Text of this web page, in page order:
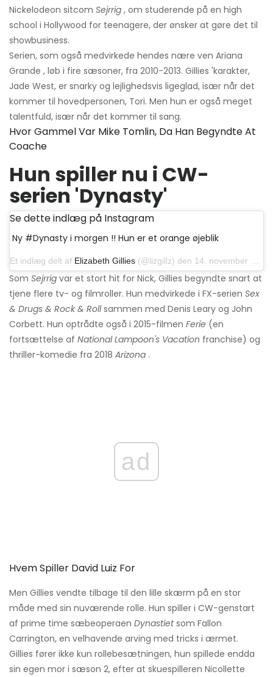
Nickelodeon sitcom Sejrrig , om studerende på en high
school i Hollywood for teenagere, der ønsker at gøre det til
showbusiness.
Serien, som også medvirkede hendes nære ven Ariana
Grande , løb i fire sæsoner, fra 2010-2013. Gillies 'karakter,
Jade West, er snarky og lejlighedsvis ligeglad, især når det
kommer til hovedpersonen, Tori. Men hun er også meget
talentfuld, især når det kommer til sang.
Hvor Gammel Var Mike Tomlin, Da Han Begyndte At
Coache
Hun spiller nu i CW-
serien 'Dynasty'
Se dette indlæg på Instagram
Ny #Dynasty i morgen !! Hun er et orange øjeblik
Et indlæg delt af Elizabeth Gillies (@lizgillz) den 14. november 2019 kl.9: 34 PST
Som Sejrrig var et stort hit for Nick, Gillies begyndte snart at
tjene flere tv- og filmroller. Hun medvirkede i FX-serien Sex
& Drugs & Rock & Rollsammen med Denis Leary og John
Corbett. Hun optrådte også i 2015-filmen Ferie (en
fortsættelse af National Lampoon's Vacation franchise) og
thriller-komedie fra 2018 Arizona .
ad
Hvem Spiller David Luiz For
Men Gillies vendte tilbage til den lille skærm på en stor
måde med sin nuværende rolle. Hun spiller i CW-genstart
af prime time sæbeoperaen Dynastietsom Fallon
Carrington, en velhavende arving med tricks i ærmet.
Gillies fører ikke kun rollebesætningen, hun spillede endda
sin egen mor i sæson 2, efter at skuespilleren Nicollette